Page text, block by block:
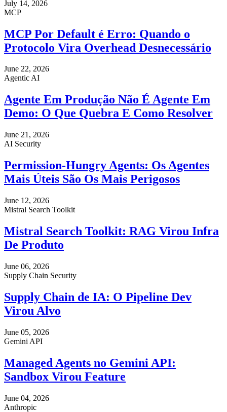
July 14, 2026
MCP
MCP Por Default é Erro: Quando o
Protocolo Vira Overhead Desnecessário
June 22, 2026
Agentic AI
Agente Em Produção Não É Agente Em
Demo: O Que Quebra E Como Resolver
June 21, 2026
AI Security
Permission-Hungry Agents: Os Agentes
Mais Úteis São Os Mais Perigosos
June 12, 2026
Mistral Search Toolkit
Mistral Search Toolkit: RAG Virou Infra
De Produto
June 06, 2026
Supply Chain Security
Supply Chain de IA: O Pipeline Dev
Virou Alvo
June 05, 2026
Gemini API
Managed Agents no Gemini API:
Sandbox Virou Feature
June 04, 2026
Anthropic